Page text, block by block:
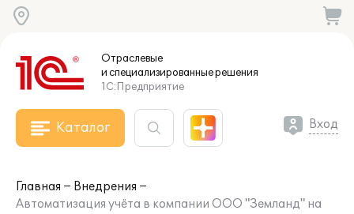
Отраслевые
и специализированныерешения
1С:Предприятие
Каталог Вход
Главная
Внедрения
Автоматизация учёта в компании ООО "Земланд" на